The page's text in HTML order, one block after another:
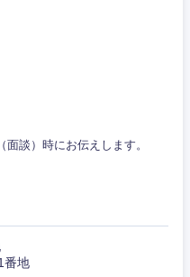
談）時にお伝えします。
番地
静岡県